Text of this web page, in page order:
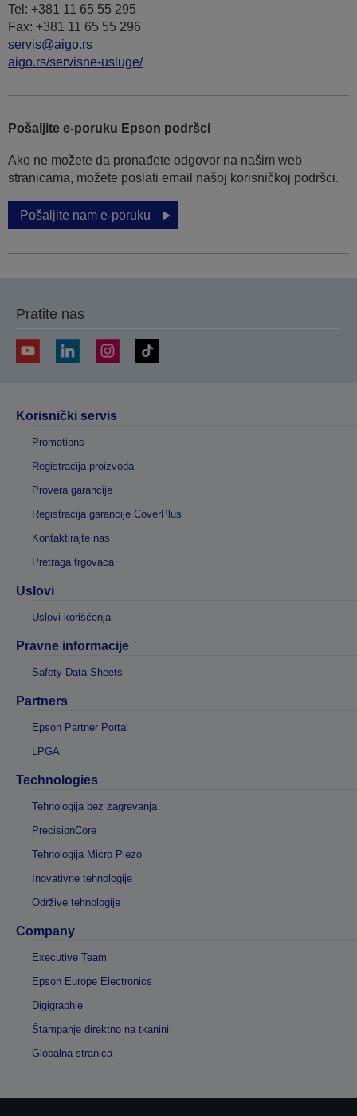
Tel: +381 11 65 55 295
Fax: +381 11 65 55 296
servis@aigo.rs
aigo.rs/servisne-usluge/
Pošaljite e-poruku Epson podršci
Ako ne možete da pronađete odgovor na našim web
stranicama, možete poslati email našoj korisničkoj podršci.
Pošaljite nam e-poruku
Pratite nas
Korisnički servis
Promotions
Registracija proizvoda
Provera garancije
Registracija garancije CoverPlus
Kontaktirajte nas
Pretraga trgovaca
Uslovi
Uslovi korišćenja
Pravne informacije
Safety Data Sheets
Partners
Epson Partner Portal
LPGA
Technologies
Tehnologija bez zagrevanja
PrecisionCore
Tehnologija Micro Piezo
Inovativne tehnologije
Održive tehnologije
Company
Executive Team
Epson Europe Electronics
Digigraphie
Štampanje direktno na tkanini
Globalna stranica